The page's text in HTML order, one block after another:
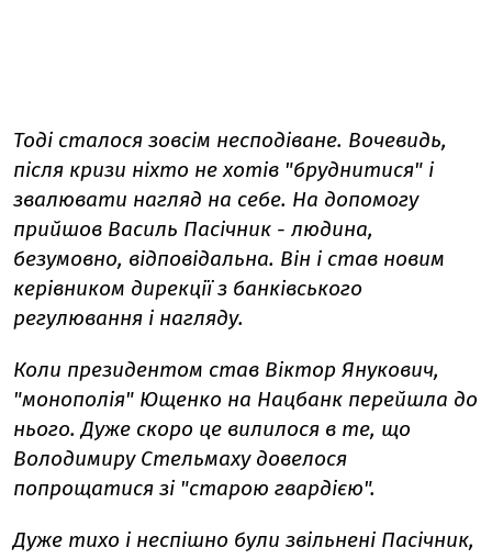
Тоді сталося зовсім несподіване. Вочевидь,
після кризи ніхто не хотів "бруднитися" і
звалювати нагляд на себе. На допомогу
прийшов Василь Пасічник - людина,
безумовно, відповідальна. Він і став новим
керівником дирекції з банківського
регулювання і нагляду.
Коли президентом став Віктор Янукович,
"монополія" Ющенко на Нацбанк перейшла до
нього. Дуже скоро це вилилося в те, що
Володимиру Стельмаху довелося
попрощатися зі "старою гвардією".
Дуже тихо і неспішно були звільнені Пасічник,